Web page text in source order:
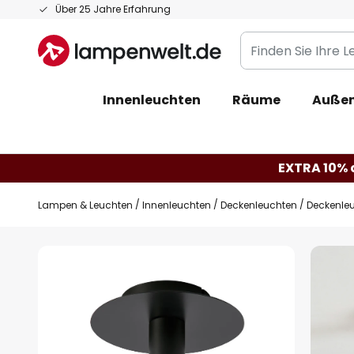
Über 25 Jahre Erfahrung
Zum
springen
Finden
Sie
Leuchte...
Innenleuchten Räume
EXTRA
Lampen & Leuchten Innenleuchten Deckenleuchten
Bildgalerie
springen